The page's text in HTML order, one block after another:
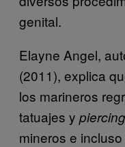
genital.
Elayne Angel,
(2011), explica
los marineros
tatuajes y
mineros e